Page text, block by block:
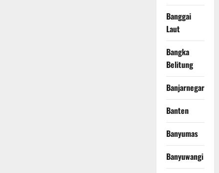
Banggai
Laut
Bangka
Belitung
Banjarnegara
Banten
Banyumas
Banyuwangi